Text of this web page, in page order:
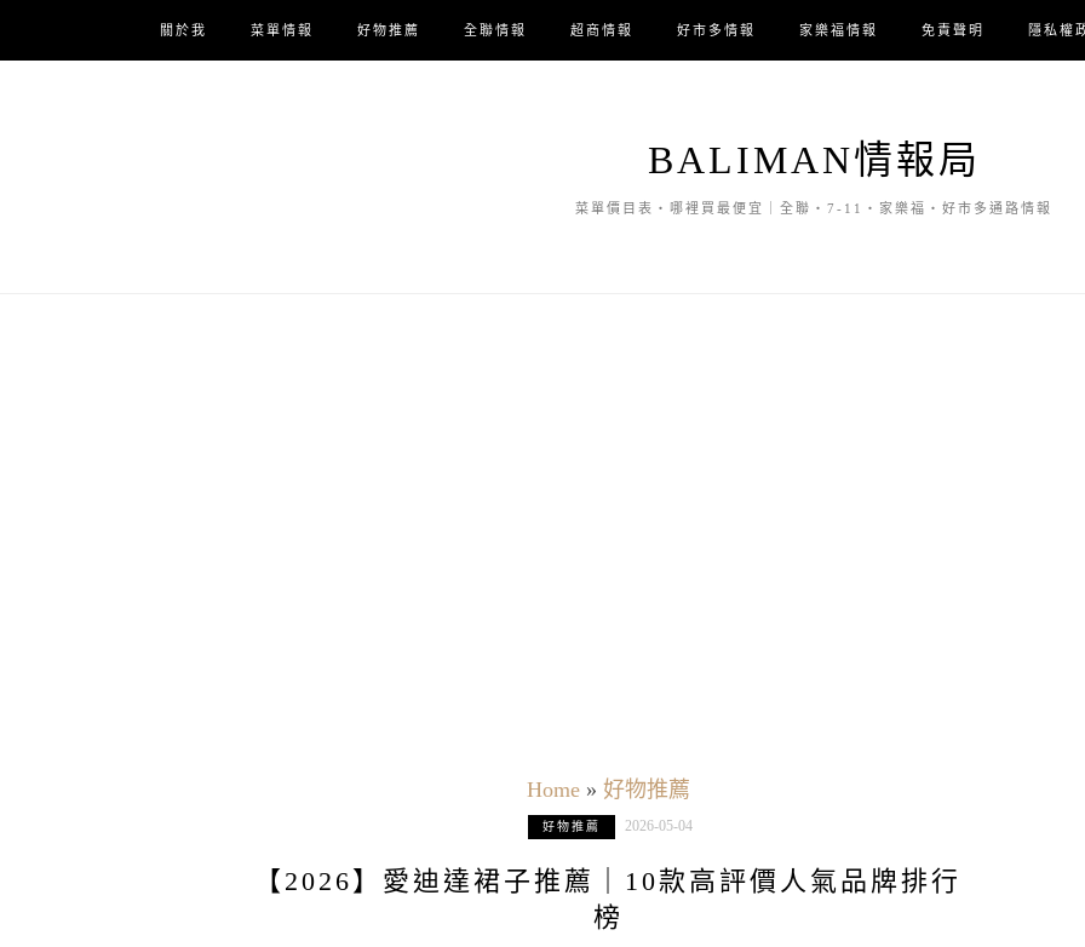
關於我 菜單情報 好物推薦 全聯情報 超商情報 好市多情報 家樂福情報 免責聲明 隱私權
BALIMAN情報局
菜單價目表・哪裡買最便宜｜全聯・7-11・家樂福・好市多通路情報
Home» 好物推薦
好物推薦 2026-05-04
【2026】愛迪達裙子推薦｜10款高評價人氣品牌排行
榜